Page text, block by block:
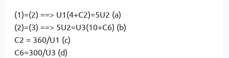
(1)=(2) ==> U1(4+C2)=5U2 (a)
(2)=(3) ==> 5U2=U3(10+C6) (b)
C2 = 360/U1 (c)
C6=300/U3 (d)